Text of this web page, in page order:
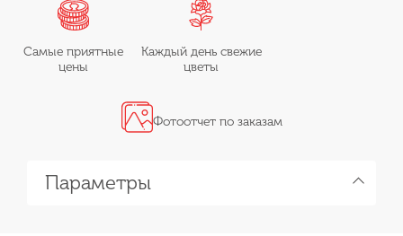
Самые приятные
цены
Каждый день свежие
цветы
Фотоотчет по заказам
Параметры